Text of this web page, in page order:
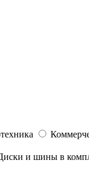
и шины в